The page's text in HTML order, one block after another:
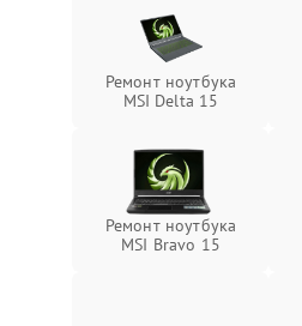
Ремонт ноутбука
MSI Delta 15
Ремонт ноутбука
MSI Bravo 15